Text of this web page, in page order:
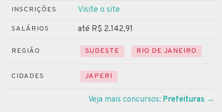
INSCRIÇÕES Visite o site
SALÁRIOS até R$ 2.142,91
REGIÃO SUDESTE RIO DE JANEIRO
CIDADES JAPERI
Veja mais concursos: Prefeituras →